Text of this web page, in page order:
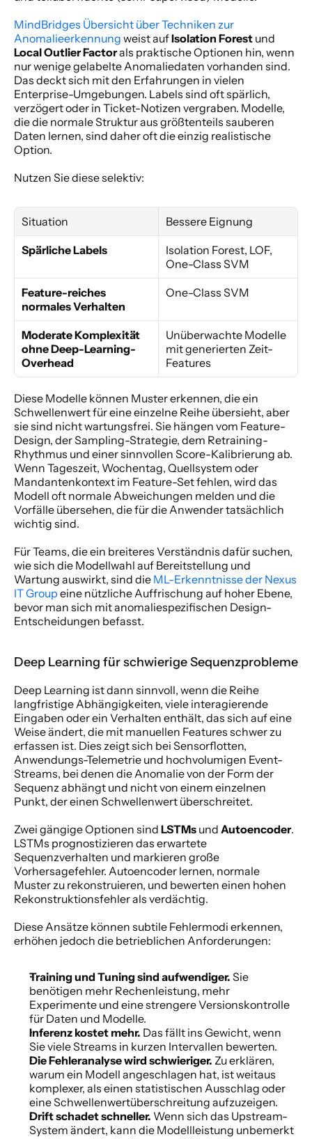
MindBridges Übersicht über Techniken zur
Anomalieerkennung weist auf Isolation Forest
Local Outlier Factor als praktische Optionen hin, wenn
nur wenige gelabelte Anomaliedaten vorhanden sind.
Das deckt sich mit den Erfahrungen in vielen
Enterprise-Umgebungen. Labels sind oft spärlich,
verzögert oder in Ticket-Notizen vergraben. Modelle,
die die normale Struktur aus größtenteils sauberen
Daten lernen, sind daher oft die einzig realistische
Option.
Nutzen Sie diese selektiv:
Situation Bessere Eignung
Spärliche Labels
Isolation Forest, LOF,
One-Class SVM
Feature-reiches
normales Verhalten
One-Class SVM
Moderate Komplexität
ohne Deep-Learning-
Overhead
Unüberwachte Modelle
mit generierten Zeit-
Features
Diese Modelle können Muster erkennen, die ein
Schwellenwert für eine einzelne Reihe übersieht, aber
sie sind nicht wartungsfrei. Sie hängen vom Feature-
Design, der Sampling-Strategie, dem Retraining-
Rhythmus und einer sinnvollen Score-Kalibrierung ab.
Wenn Tageszeit, Wochentag, Quellsystem oder
Mandantenkontext im Feature-Set fehlen, wird das
Modell oft normale Abweichungen melden und die
Vorfälle übersehen, die für die Anwender tatsächlich
wichtig sind.
Für Teams, die ein breiteres Verständnis dafür suchen,
wie sich die Modellwahl auf Bereitstellung und
Wartung auswirkt, sind die ML-Erkenntnisse der Nexus
IT Group eine nützliche Auffrischung auf hoher Ebene,
bevor man sich mit anomaliespezifischen Design-
Entscheidungen befasst.
Deep Learning für schwierige Sequenzprobleme
Deep Learning ist dann sinnvoll, wenn die Reihe
langfristige Abhängigkeiten, viele interagierende
Eingaben oder ein Verhalten enthält, das sich auf eine
Weise ändert, die mit manuellen Features schwer zu
erfassen ist. Dies zeigt sich bei Sensorflotten,
Anwendungs-Telemetrie und hochvolumigen Event-
Streams, bei denen die Anomalie von der Form der
Sequenz abhängt und nicht von einem einzelnen
Punkt, der einen Schwellenwert überschreitet.
Zwei gängige Optionen sind LSTMs und Autoencoder.
LSTMs prognostizieren das erwartete
Sequenzverhalten und markieren große
Vorhersagefehler. Autoencoder lernen, normale
Muster zu rekonstruieren, und bewerten einen hohen
Rekonstruktionsfehler als verdächtig.
Diese Ansätze können subtile Fehlermodi erkennen,
erhöhen jedoch die betrieblichen Anforderungen:
Training und Tuning sind aufwendiger. Sie
benötigen mehr Rechenleistung, mehr
Experimente und eine strengere Versionskontrolle
für Daten und Modelle.
Inferenz kostet mehr. Das fällt ins Gewicht, wenn
Sie viele Streams in kurzen Intervallen bewerten.
Die Fehleranalyse wird schwieriger. Zu erklären,
warum ein Modell angeschlagen hat, ist weitaus
komplexer, als einen statistischen Ausschlag oder
eine Schwellenwertüberschreitung aufzuzeigen.
Drift schadet schneller. Wenn sich das Upstream-
System ändert, kann die Modellleistung unbemerkt